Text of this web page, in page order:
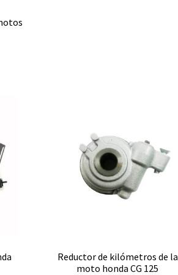
Reductor de kilómetros de la
moto honda CG 125